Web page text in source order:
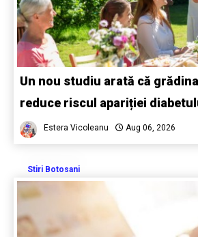
Un nou studiu arată că
reduce riscul apariției
Estera Vicoleanu Aug 06, 2026
Stiri Botosani